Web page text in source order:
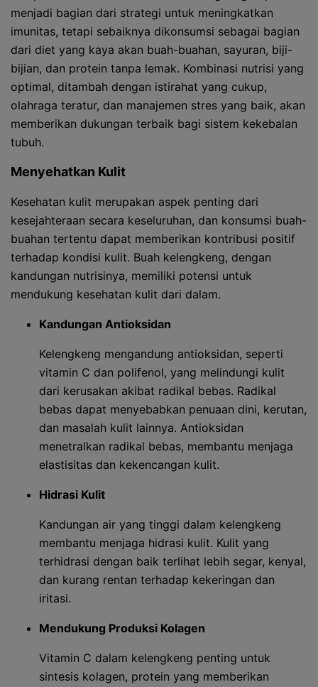
menjadi bagian dari strategi untuk meningkatkan
imunitas, tetapi sebaiknya dikonsumsi sebagai bagian
dari diet yang kaya akan buah-buahan, sayuran, biji-
bijian, dan protein tanpa lemak. Kombinasi nutrisi yang
optimal, ditambah dengan istirahat yang cukup,
olahraga teratur, dan manajemen stres yang baik, akan
memberikan dukungan terbaik bagi sistem kekebalan
tubuh.
Menyehatkan Kulit
Kesehatan kulit merupakan aspek penting dari
kesejahteraan secara keseluruhan, dan konsumsi buah-
buahan tertentu dapat memberikan kontribusi positif
terhadap kondisi kulit. Buah kelengkeng, dengan
kandungan nutrisinya, memiliki potensi untuk
mendukung kesehatan kulit dari dalam.
Kandungan Antioksidan
Kelengkeng mengandung antioksidan, seperti
vitamin C dan polifenol, yang melindungi kulit
dari kerusakan akibat radikal bebas. Radikal
bebas dapat menyebabkan penuaan dini, kerutan,
dan masalah kulit lainnya. Antioksidan
menetralkan radikal bebas, membantu menjaga
elastisitas dan kekencangan kulit.
Hidrasi Kulit
Kandungan air yang tinggi dalam kelengkeng
membantu menjaga hidrasi kulit. Kulit yang
terhidrasi dengan baik terlihat lebih segar, kenyal,
dan kurang rentan terhadap kekeringan dan
iritasi.
Mendukung Produksi Kolagen
Vitamin C dalam kelengkeng penting untuk
sintesis kolagen, protein yang memberikan